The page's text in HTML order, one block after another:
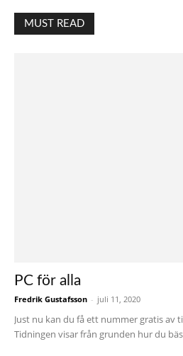
MUST READ
PC för alla
Fredrik Gustafsson - juli 11, 2020
Just nu kan du få ett nummer gratis av
Tidningen visar från grunden hur du